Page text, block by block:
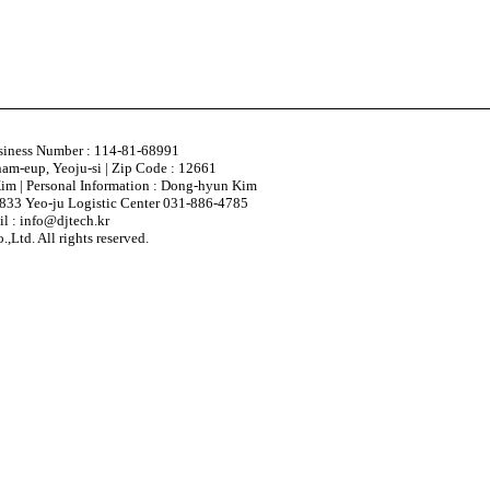
Number : 114-81-68991
eup, Yeoju-si | Zip Code : 12661
| Personal Information : Dong-hyun Kim
Yeo-ju Logistic Center 031-886-4785
: info@djtech.kr
All rights reserved.